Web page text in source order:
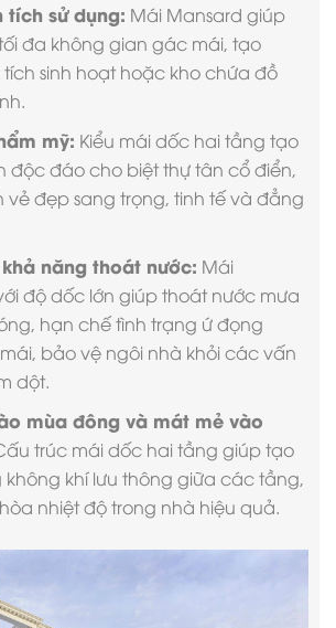
tích sử dụng: Mái Mansard giúp
đa không gian gác mái, tạo
sinh hoạt hoặc kho chứa đồ
mỹ: Kiểu mái dốc hai tầng tạo
độc đáo cho biệt thự tân cổ điển,
vẻ đẹp sang trọng, tinh tế và đẳng
năng thoát nước: Mái
độ dốc lớn giúp thoát nước mưa
hạn chế tình trạng ứ đọng
bảo vệ ngôi nhà khỏi các vấn
dột.
mùa đông và mát mẻ vào
trúc mái dốc hai tầng giúp tạo
không khí lưu thông giữa các tầng,
nhiệt độ trong nhà hiệu quả.